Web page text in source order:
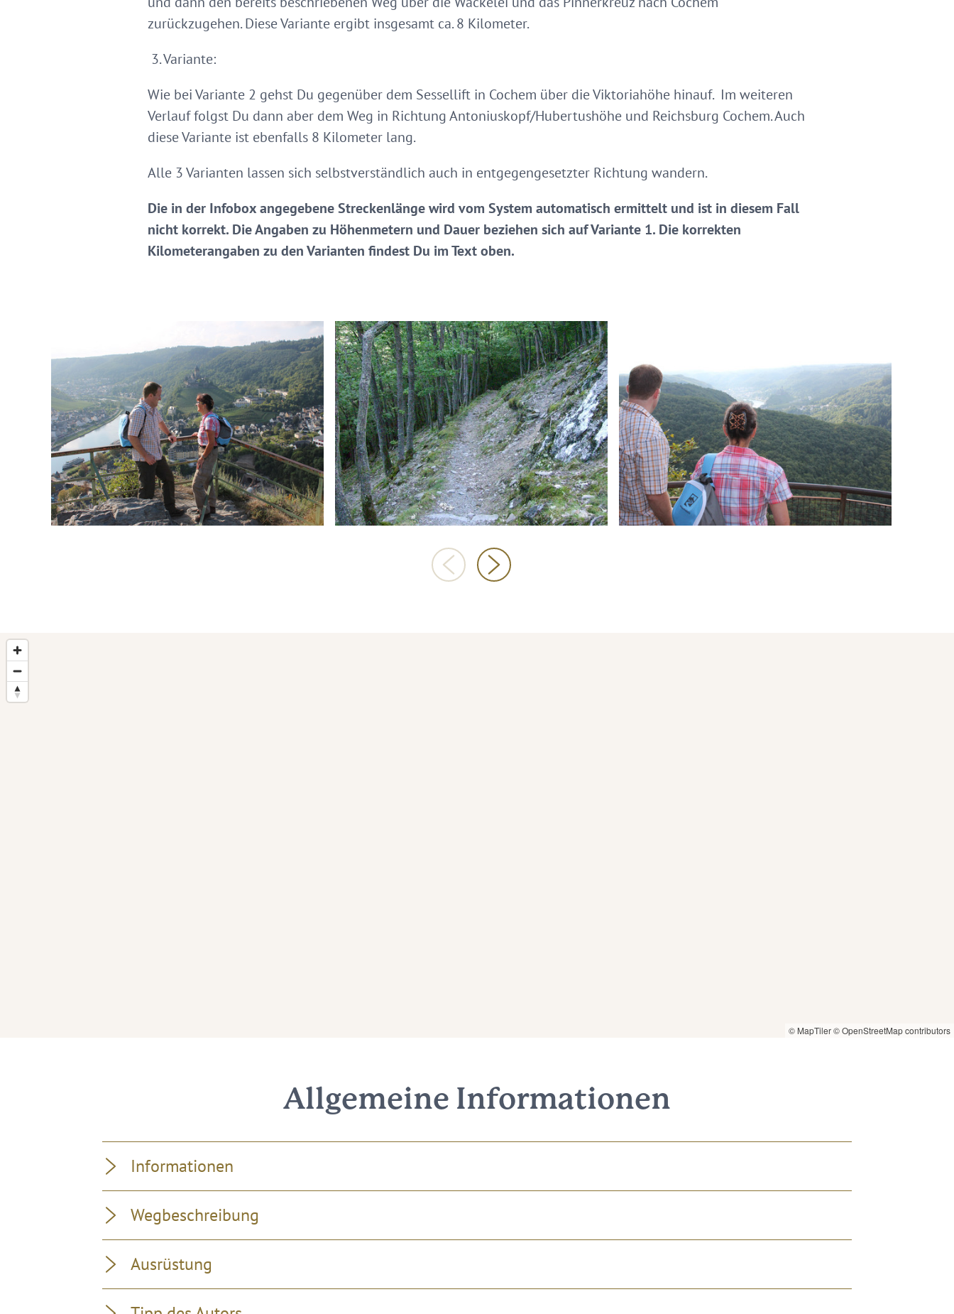
zurückzugehen. Diese Variante ergibt insgesamt ca. 8 Kilometer.
3. Variante:
Wie bei Variante 2 gehst Du gegenüber dem Sessellift in Cochem über die Viktoriahöhe hinauf. Im weiteren
Verlauf folgst Du dann aber dem Weg in Richtung Antoniuskopf/Hubertushöhe und Reichsburg Cochem. Auch
diese Variante ist ebenfalls 8 Kilometer lang.
Alle 3 Varianten lassen sich selbstverständlich auch in entgegengesetzter Richtung wandern.
Die in der Infobox angegebene Streckenlänge wird vom System automatisch ermittelt und ist in diesem Fall
nicht korrekt. Die Angaben zu Höhenmetern und Dauer beziehen sich auf Variante 1. Die korrekten
Kilometerangaben zu den Varianten findest Du im Text oben.
© MapTiler© OpenStreetMap contributors
Allgemeine Informationen
Informationen
Wegbeschreibung
Ausrüstung